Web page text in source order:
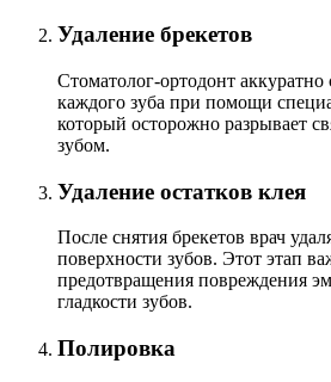
Удаление брекетов
Стоматолог-ортодонт аккуратно
каждого зуба при помощи
который осторожно разрывает
зубом.
Удаление остатков клея
После снятия брекетов врач
поверхности зубов. Этот этап
предотвращения повреждения
гладкости зубов.
Полировка